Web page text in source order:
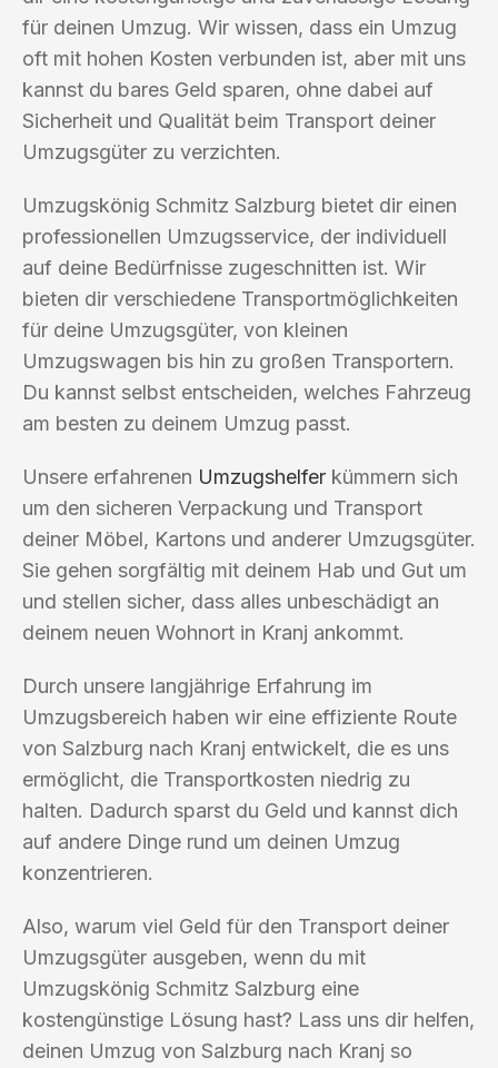
für deinen Umzug. Wir wissen, dass ein Umzug
oft mit hohen Kosten verbunden ist, aber mit uns
kannst du bares Geld sparen, ohne dabei auf
Sicherheit und Qualität beim Transport deiner
Umzugsgüter zu verzichten.
Umzugskönig Schmitz Salzburg bietet dir einen
professionellen Umzugsservice, der individuell
auf deine Bedürfnisse zugeschnitten ist. Wir
bieten dir verschiedene Transportmöglichkeiten
für deine Umzugsgüter, von kleinen
Umzugswagen bis hin zu großen Transportern.
Du kannst selbst entscheiden, welches Fahrzeug
am besten zu deinem Umzug passt.
Unsere erfahrenen Umzugshelfer kümmern sich
um den sicheren Verpackung und Transport
deiner Möbel, Kartons und anderer Umzugsgüter.
Sie gehen sorgfältig mit deinem Hab und Gut um
und stellen sicher, dass alles unbeschädigt an
deinem neuen Wohnort in Kranj ankommt.
Durch unsere langjährige Erfahrung im
Umzugsbereich haben wir eine effiziente Route
von Salzburg nach Kranj entwickelt, die es uns
ermöglicht, die Transportkosten niedrig zu
halten. Dadurch sparst du Geld und kannst dich
auf andere Dinge rund um deinen Umzug
konzentrieren.
Also, warum viel Geld für den Transport deiner
Umzugsgüter ausgeben, wenn du mit
Umzugskönig Schmitz Salzburg eine
kostengünstige Lösung hast? Lass uns dir helfen,
deinen Umzug von Salzburg nach Kranj so